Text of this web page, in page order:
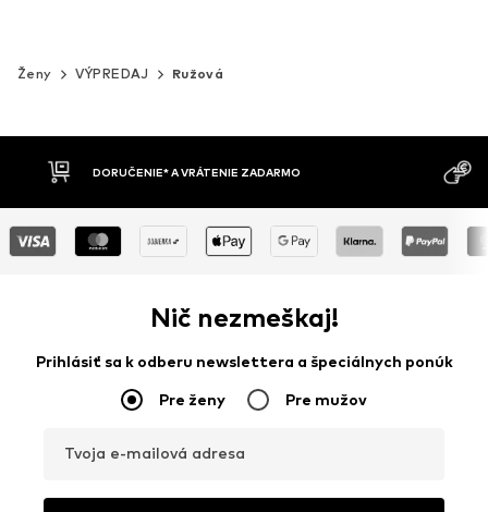
Ženy VÝPREDAJ Ružová
DOBIERKA
MOŽNOSŤ
Nič nezmeškaj!
Prihlásiť sa k odberu newslettera a špeciálnych ponúk
Pre ženy Pre mužov
Tvoja e-mailová adresa